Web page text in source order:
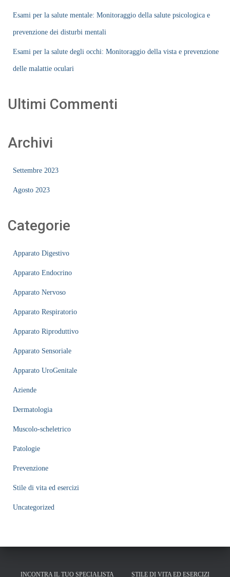
Esami per la salute mentale: Monitoraggio della salute psicologica e
prevenzione dei disturbi mentali
Esami per la salute degli occhi: Monitoraggio della vista e prevenzione
delle malattie oculari
Ultimi Commenti
Archivi
Settembre 2023
Agosto 2023
Categorie
Apparato Digestivo
Apparato Endocrino
Apparato Nervoso
Apparato Respiratorio
Apparato Riproduttivo
Apparato Sensoriale
Apparato UroGenitale
Aziende
Dermatologia
Muscolo-scheletrico
Patologie
Prevenzione
Stile di vita ed esercizi
Uncategorized
INCONTRA IL TUO SPECIALISTA STILE DI VITA ED ESERCIZI